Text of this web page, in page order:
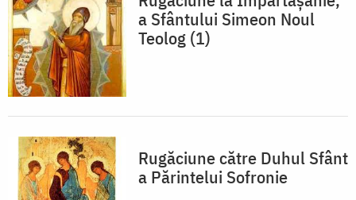
a Sfântului Simeon Noul
Teolog (1)​
Rugăciune către Duhul Sfânt
a Părintelui Sofronie